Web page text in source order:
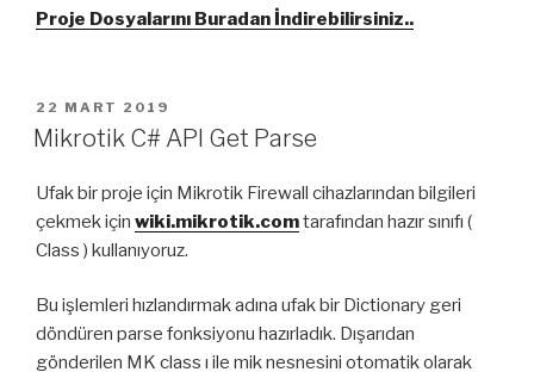
Proje Dosyalarını Buradan İndirebilirsiniz..
YAYIM
TARIHI
22 MART 2019
Mikrotik C# API Get Parse
Ufak bir proje için Mikrotik Firewall cihazlarından bilgileri
çekmek için wiki.mikrotik.comtarafından hazır sınıfı (
Class ) kullanıyoruz.
Bu işlemleri hızlandırmak adına ufak bir Dictionary geri
döndüren parse fonksiyonu hazırladık. Dışarıdan
gönderilen MK class ı ile mik nesnesini otomatik olarak